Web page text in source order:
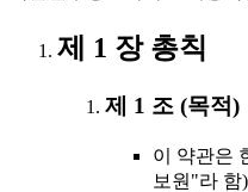
제 1 장 총칙
제 1 조 (목적)
이 약관은
보원"라